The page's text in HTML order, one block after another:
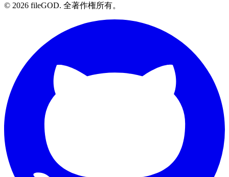
© 2026 fileGOD. 全著作権所有。